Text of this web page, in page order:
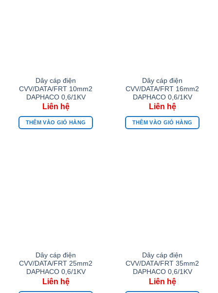
Dây cáp điện
CVV/DATA/FRT 10mm2
DAPHACO 0,6/1KV
THÊM VÀO GIỎ HÀNG
Dây cáp điện
CVV/DATA/FRT 16mm2
DAPHACO 0,6/1KV
THÊM VÀO GIỎ HÀNG
Dây cáp điện
CVV/DATA/FRT 25mm2
DAPHACO 0,6/1KV
Dây cáp điện
CVV/DATA/FRT 35mm2
DAPHACO 0,6/1KV